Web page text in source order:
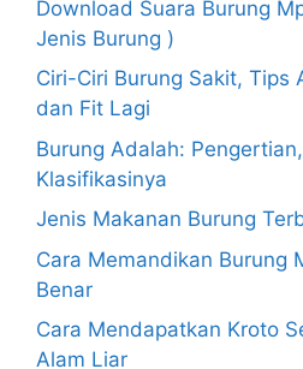
Download Suara Burung
Jenis Burung )
Ciri-Ciri Burung Sakit, Tips
dan Fit Lagi
Burung Adalah:
Klasifikasinya
Jenis Makanan Burung
Cara Memandikan Burung
Benar
Cara Mendapatkan Kroto
Alam Liar